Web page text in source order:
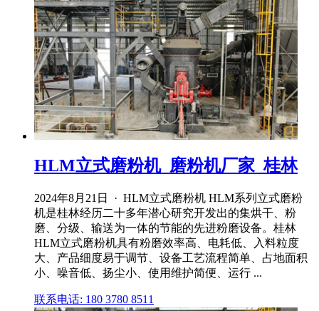
HLM立式磨粉机_磨粉机厂家_桂林
2024年8月21日 · HLM立式磨粉机 HLM系列立式磨粉
机是桂林经历二十多年潜心研究开发出的集烘干、粉
磨、分级、输送为一体的节能的先进粉磨设备。桂林
HLM立式磨粉机具有粉磨效率高、电耗低、入料粒度
大、产品细度易于调节、设备工艺流程简单、占地面积
小、噪音低、扬尘小、使用维护简便、运行 ...
联系电话: 180 3780 8511